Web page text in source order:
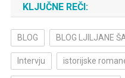
KLJUČNE REČI:
BLOG BLOG LJILJANE
Intervju istorijske